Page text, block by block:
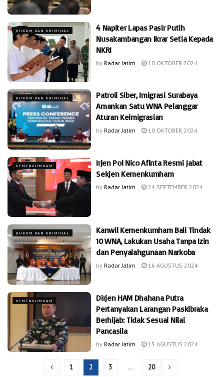
HUKUM DAN KRIMINAL
4 Napiter Lapas Pasir Putih
Nusakambangan Ikrar Setia Kepada
NKRI
by Radar Jatim 10 OKTOBER 2024
HUKUM DAN KRIMINAL
Patroli Siber, Imigrasi Surabaya
Amankan Satu WNA Pelanggar
Aturan Keimigrasian
by Radar Jatim 10 OKTOBER 2024
KEMENKUMHAM
Irjen Pol Nico Afinta Resmi Jabat
Sekjen Kemenkumham
by Radar Jatim 24 SEPTEMBER 2024
HUKUM DAN KRIMINAL
Kanwil Kemenkumham Bali Tindak
10 WNA, Lakukan Usaha Tanpa Izin
dan Penyalahgunaan Narkoba
by Radar Jatim 16 AGUSTUS 2024
KEMENKUMHAM
Dirjen HAM Dhahana Putra
Pertanyakan Larangan Paskibraka
Berhijab: Tidak Sesuai Nilai
Pancasila
by Radar Jatim 15 AGUSTUS 2024
1 2 3 … 20